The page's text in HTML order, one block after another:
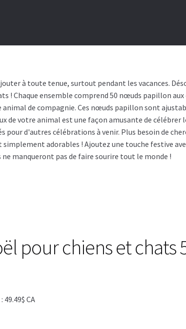
à toute tenue, surtout pendant les vacances.
! Chaque ensemble comprend 50 nœuds papillon
de compagnie. Ces nœuds papillon sont
de votre animal est une façon amusante de célébrer
d'autres célébrations à venir. Plus besoin de
adorables ! Ajoutez une touche festive
manqueront pas de faire sourire tout le monde !
pour chiens et chats
CA